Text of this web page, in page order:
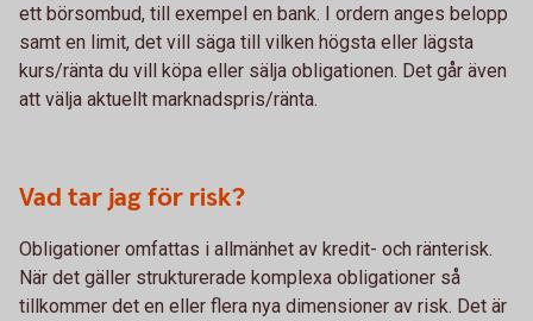
ett börsombud, till exempel en bank. I ordern anges belopp
samt en limit, det vill säga till vilken högsta eller lägsta
kurs/ränta du vill köpa eller sälja obligationen. Det går även
att välja aktuellt marknadspris/ränta.
Vad tar jag för risk?
Obligationer omfattas i allmänhet av kredit- och ränterisk.
När det gäller strukturerade komplexa obligationer så
tillkommer det en eller flera nya dimensioner av risk. Det är